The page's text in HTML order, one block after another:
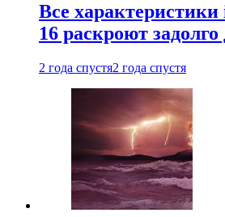
Все характеристики
16 раскроют задолго
2 года спустя2 года спустя